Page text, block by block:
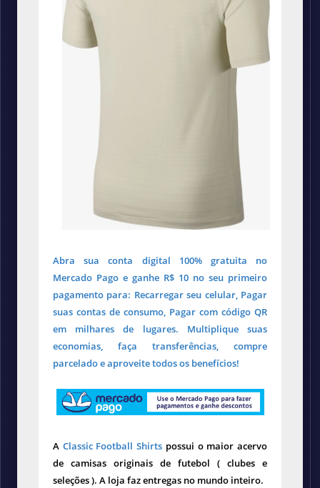
Abra sua conta digital 100% gratuita no
Mercado Pago e ganhe R$ 10 no seu primeiro
pagamento para: Recarregar seu celular, Pagar
suas contas de consumo, Pagar com código QR
em milhares de lugares. Multiplique suas
economias, faça transferências, compre
parcelado e aproveite todos os benefícios!
A Classic Football Shirts possui o maior acervo
de camisas originais de futebol ( clubes e
seleções ). A loja faz entregas no mundo inteiro.